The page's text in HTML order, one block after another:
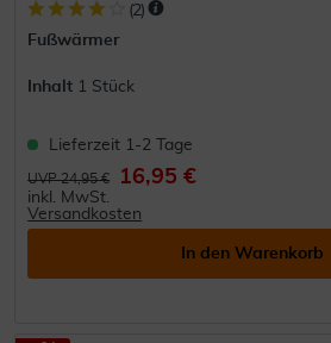
(2)
Fußwärmer
Inhalt 1 Stück
Lieferzeit 1-2 Tage
UVP 24,95 € 16,95 €
inkl. MwSt.
Versandkosten
In den Warenkorb